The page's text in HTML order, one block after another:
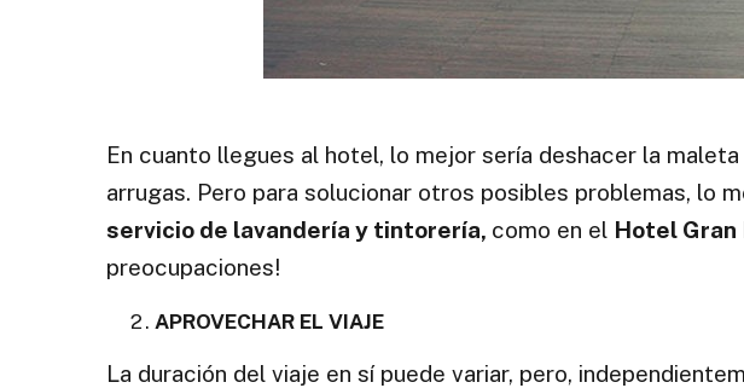
En cuanto llegues al hotel, lo mejor sería deshacer la
arrugas. Pero para solucionar otros posibles problemas, lo
servicio de lavandería y tintorería, como en el Hotel Gran
preocupaciones!
APROVECHAR EL VIAJE
La duración del viaje en sí puede variar, pero,